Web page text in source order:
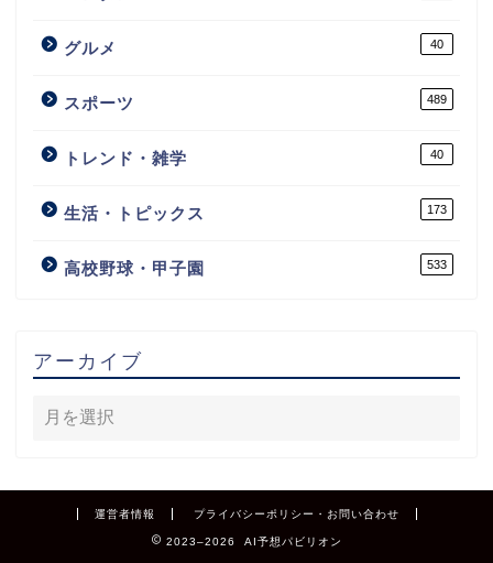
グルメ 40
スポーツ 489
トレンド・雑学 40
生活・トピックス 173
高校野球・甲子園 533
アーカイブ
運営者情報 プライバシーポリシー・お問い合わせ
2023–2026 AI予想パビリオン